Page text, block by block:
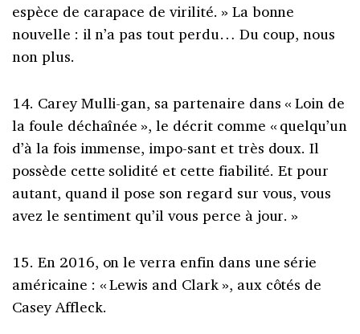
espèce de carapace de virilité. » La bonne
nouvelle : il n’a pas tout perdu… Du coup, nous
non plus.
14. Carey Mulli-gan, sa partenaire dans « Loin de
la foule déchaînée », le décrit comme « quelqu’un
d’à la fois immense, impo-sant et très doux. Il
possède cette solidité et cette fiabilité. Et pour
autant, quand il pose son regard sur vous, vous
avez le sentiment qu’il vous perce à jour. »
15. En 2016, on le verra enfin dans une série
américaine : « Lewis and Clark », aux côtés de
Casey Affleck.